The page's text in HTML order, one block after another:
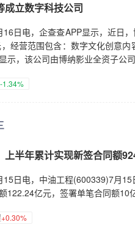
成立数字科技公司
16日电，企查查APP显示，近日
经营范围包含：数字文化创意
示，该公司由博纳影业全资子公
-1.34%
上半年累计实现新签合同额
15日电，中油工程(600339)7月
122.24亿元，签署单笔合同额10
+0.30%